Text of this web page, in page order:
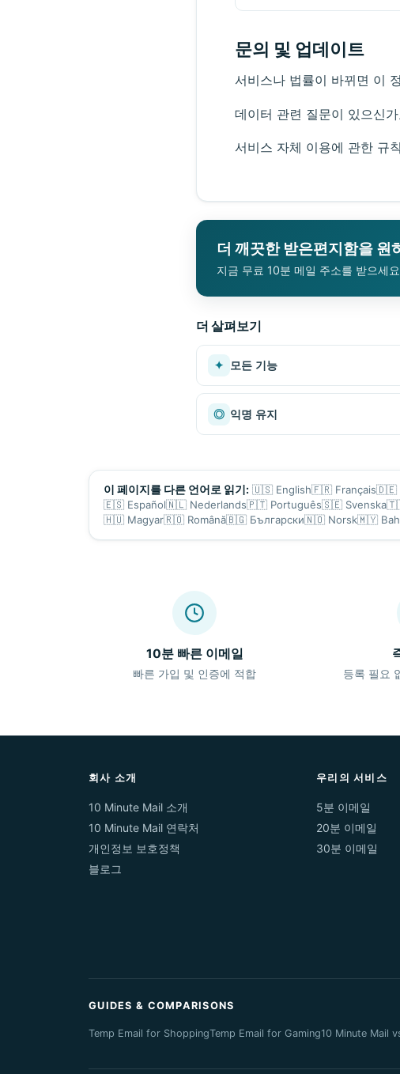
문의 및 업데이트
서비스나 법률이 바뀌면 이
데이터 관련 질문이 있으신
서비스 자체 이용에 관한 규
더 깨끗한 받은편지함을 원
지금 무료 10분 메일 주소를 받으세
더 살펴보기
✦ 모든 기능
◎ 익명 유지
이 페이지를 다른 언어로 읽기: 🇺🇸 English🇫🇷 Français🇩🇪
🇪🇸 Español🇳🇱 Nederlands🇵🇹 Português🇸🇪 Svenska
🇭🇺 Magyar🇷🇴 Română🇧🇬 Български🇳🇴 Norsk🇲🇾
10분 빠른 이메일
빠른 가입 및 인증에 적합 등록 필요
회사 소개
10 Minute Mail 소개
10 Minute Mail 연락처
개인정보 보호정책
블로그
우리의 서비스
5분 이메일
20분 이메일
30분 이메일
GUIDES & COMPARISONS
Temp Email for ShoppingTemp Email for Gaming10 Minute Mail